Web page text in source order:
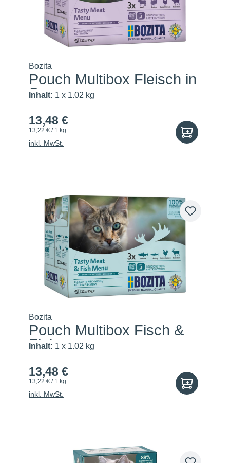
Bozita
Pouch Multibox Fleisch in
S...
Inhalt: 1 x 1.02 kg
13,48 €
13,22 € / 1 kg
inkl. MwSt.
Bozita
Pouch Multibox Fisch &
Flei...
Inhalt: 1 x 1.02 kg
13,48 €
13,22 € / 1 kg
inkl. MwSt.